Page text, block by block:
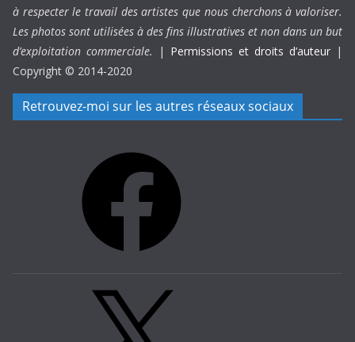
à respecter le travail des artistes que nous cherchons à valoriser.
Les photos sont utilisées à des fins illustratives et non dans un but
d’exploitation commerciale.
| Permissions et droits d’auteur |
Copyright © 2014-2020
Retrouvez-moi sur les autres réseaux sociaux